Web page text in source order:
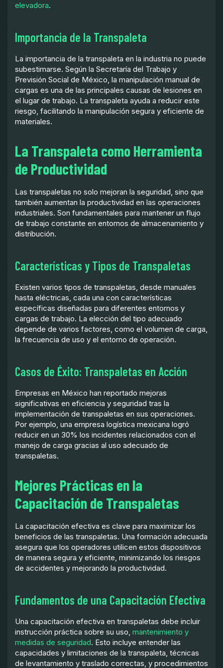
elevadora.
Importancia de la Transpaleta
La importancia de la transpaleta en la industria no puede
subestimarse. Según la Secretaría del Trabajo y
Previsión Social de México, la manipulación manual de
cargas es una de las principales causas de lesiones en
el lugar de trabajo. La transpaleta ayuda a reducir este
riesgo, facilitando la manipulación segura y eficiente de
materiales.
La Transpaleta como Herramienta
de Productividad
Las transpaletas no solo mejoran la seguridad, sino que
también aumentan la productividad en las operaciones
industriales. Son fundamentales para mantener un flujo
de trabajo constante en entornos de almacenamiento y
distribución.
Características y Tipos de Transpaletas
Existen varios tipos de transpaletas, desde manuales
hasta eléctricas, cada una con características
específicas diseñadas para diferentes entornos y
cargas de trabajo. La elección del tipo adecuado
depende de varios factores, como el volumen de carga,
la frecuencia de uso y el entorno de operación.
Casos de Éxito: Transpaletas en Acción
Empresas en México han reportado mejoras
significativas en eficiencia y seguridad tras la
implementación de transpaletas en sus operaciones.
Por ejemplo, una empresa logística mexicana logró
reducir en un 30% los incidentes relacionados con el
manejo de carga gracias al uso adecuado de
transpaletas.
Mejores Prácticas en la
Capacitación de Transpaletas
La capacitación efectiva es clave para maximizar los
beneficios de las transpaletas. Una formación adecuada
asegura que los operadores utilicen estos dispositivos
de manera segura y eficiente, minimizando los riesgos
de accidentes y mejorando la productividad.
Fundamentos de una Capacitación Efectiva
Una capacitación efectiva en transpaletas debe incluir
instrucción práctica sobre su uso, mantenimiento y
medidas de seguridad. Esto incluye entender las
capacidades y limitaciones de la transpaleta, técnicas
de levantamiento y traslado correctas, y procedimientos